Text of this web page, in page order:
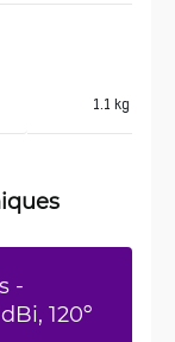
1.1 kg
-
120º